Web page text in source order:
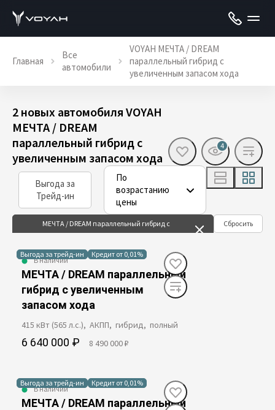
Главная
Все
автомобили
VOYAH МЕЧТА / DREAM
параллельный гибрид с
увеличенным запасом хода
2 новых автомобиля VOYAH
МЕЧТА / DREAM
параллельный гибрид с
увеличенным запасом хода
4
МЕЧТА / DREAM параллельный гибрид с
увеличенным запасом хода
Сбросить
Выгода за
Трейд-ин
По
возрастанию
цены
Выгода за трейд-ин Кредит от 0,01%
В наличии
МЕЧТА / DREAM параллельный
гибрид с увеличенным
запасом хода
415 кВт (565 л.с.), АКПП, гибрид, полный
6 640 000 ₽ 8 490 000 ₽
Выгода за трейд-ин Кредит от 0,01%
В наличии
МЕЧТА / DREAM параллельный